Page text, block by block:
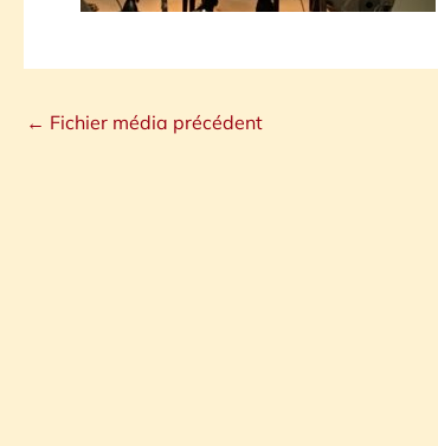
← Fichier média précédent